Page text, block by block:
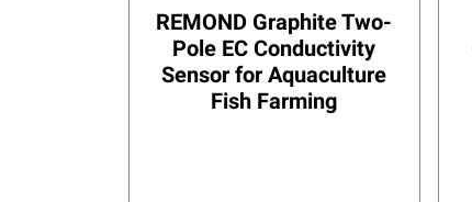
REMOND Graphite Two-
Pole EC Conductivity
Sensor for Aquaculture
Fish Farming